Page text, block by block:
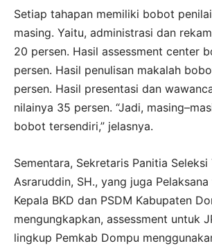
Setiap tahapan memiliki bobot
masing. Yaitu, administrasi dan
20 persen. Hasil assessment center
persen. Hasil penulisan makalah
persen. Hasil presentasi dan
nilainya 35 persen. “Jadi,
bobot tersendiri,” jelasnya.
Sementara, Sekretaris Panitia Seleksi
Asraruddin, SH., yang juga
Kepala BKD dan PSDM Kabupaten
mengungkapkan, assessment untuk
lingkup Pemkab Dompu